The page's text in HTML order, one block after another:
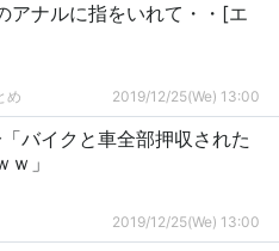
アナルに指をいれて・・[エ
め 2019/12/25(We) 13:00
バイクと車全部押収された
」
2019/12/25(We) 13:00